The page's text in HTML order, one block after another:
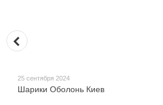
25 сентября 2024
Шарики Оболонь Киев